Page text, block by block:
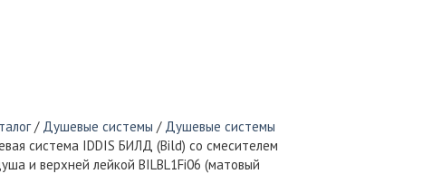
/ Душевые системы / Душевые системы
система IDDIS БИЛД (Bild) со смесителем
и верхней лейкой BILBL1Fi06 (матовый